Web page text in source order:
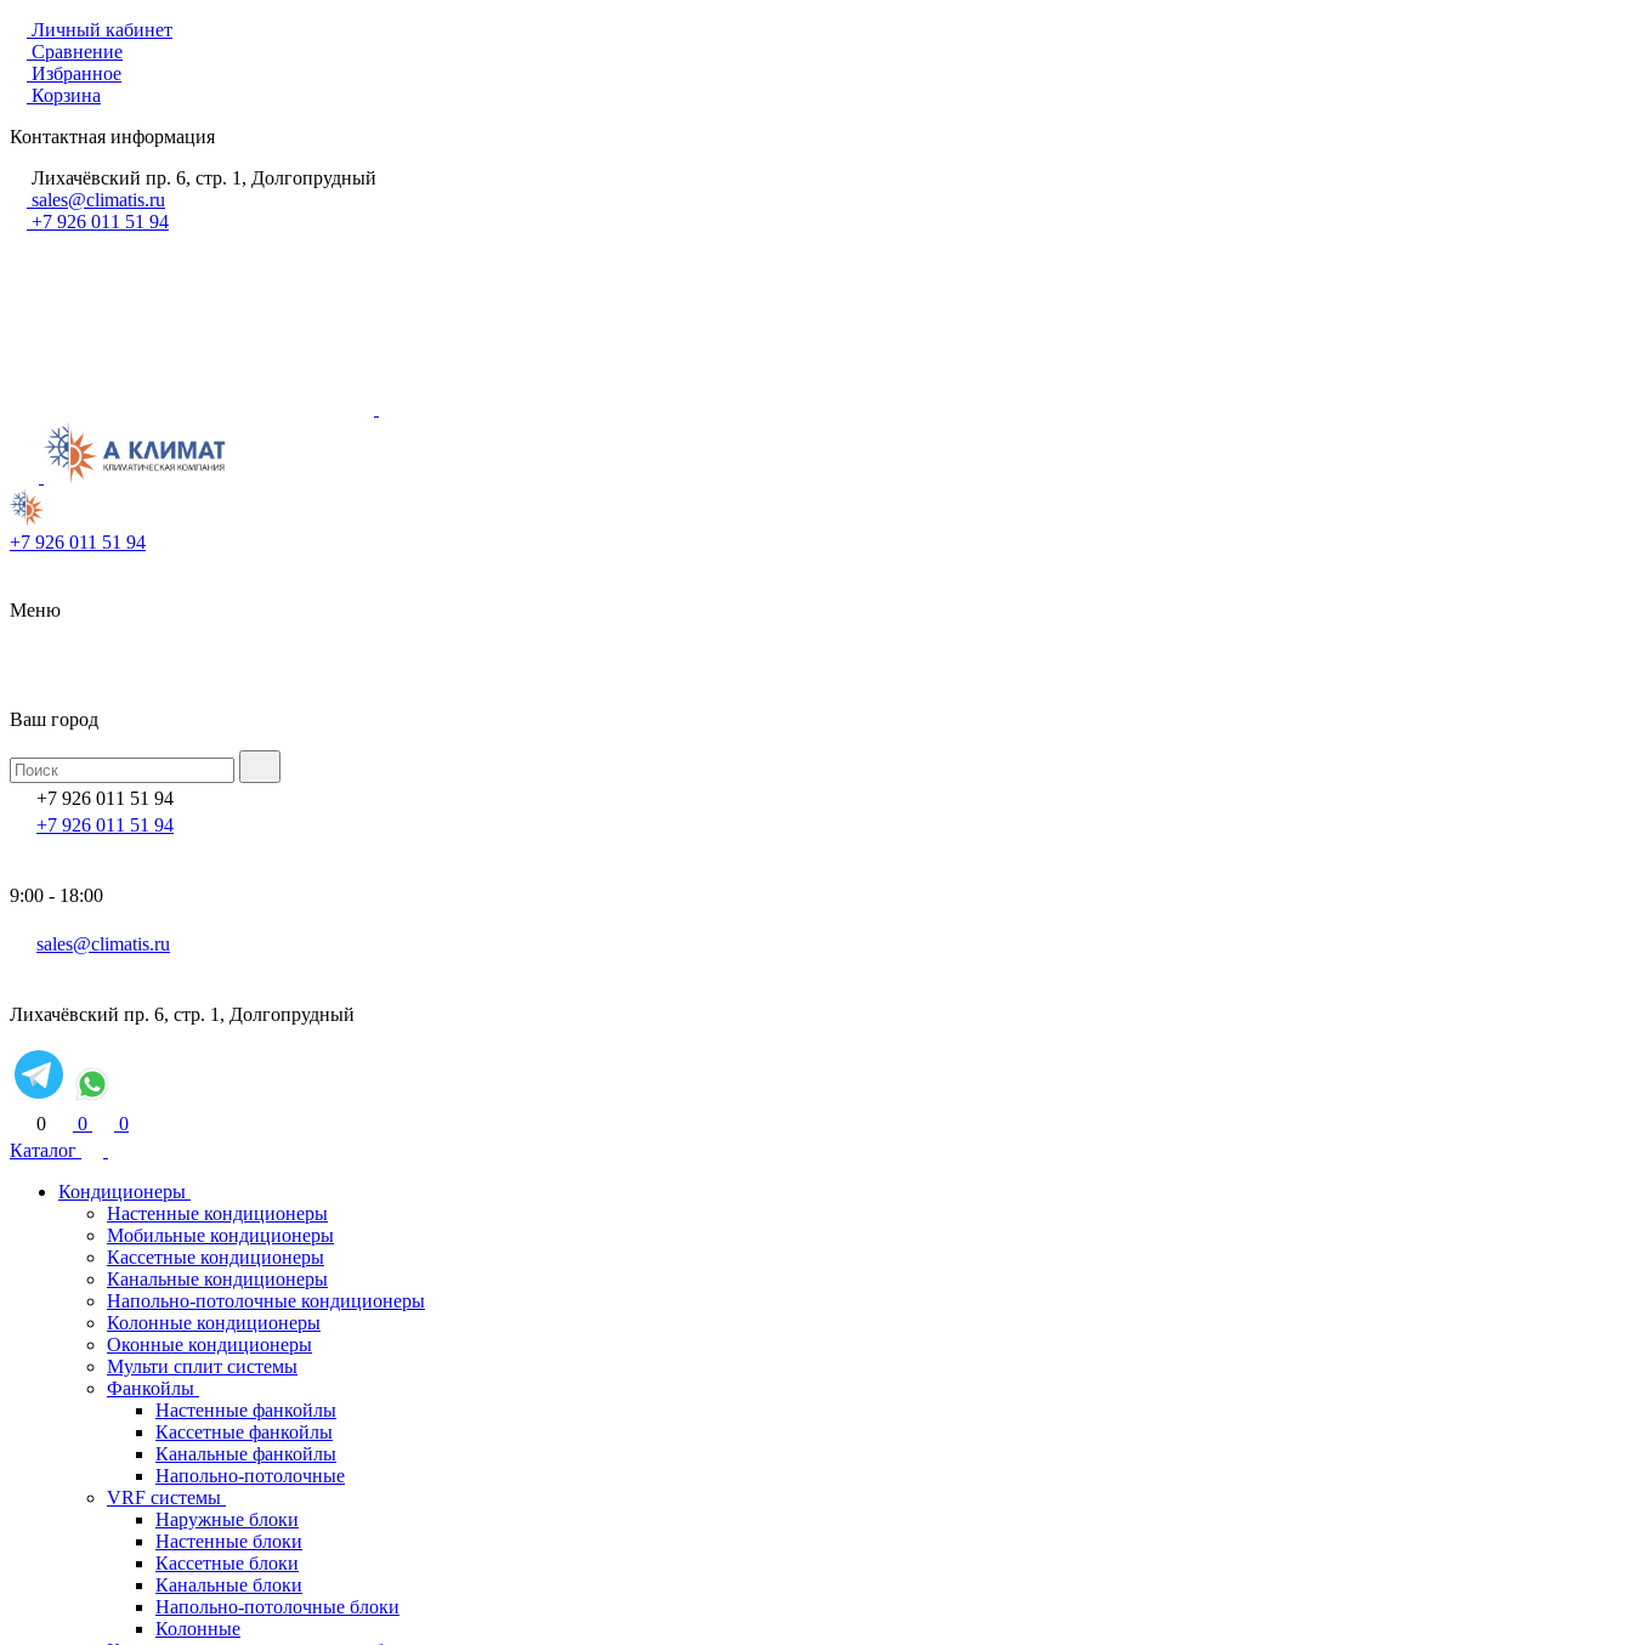
Личный кабинет
Сравнение
Избранное
Корзина
Контактная информация
Лихачёвский пр. 6, стр. 1, Долгопрудный
sales@climatis.ru
+7 926 011 51 94
+7 926 011 51 94
Меню
Ваш город
+7 926 011 51 94
+7 926 011 51 94
9:00 - 18:00
sales@climatis.ru
Лихачёвский пр. 6, стр. 1, Долгопрудный
0 0
0
Каталог
Кондиционеры
Настенные кондиционеры
Мобильные кондиционеры
Кассетные кондиционеры
Канальные кондиционеры
Напольно-потолочные кондиционеры
Колонные кондиционеры
Оконные кондиционеры
Мульти сплит системы
Фанкойлы
Настенные фанкойлы
Кассетные фанкойлы
Канальные фанкойлы
Напольно-потолочные
VRF системы
Наружные блоки
Настенные блоки
Кассетные блоки
Канальные блоки
Напольно-потолочные блоки
Колонные